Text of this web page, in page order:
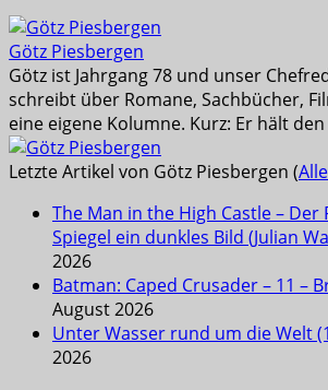
Götz Piesbergen
Götz ist Jahrgang 78 und unser
schreibt über Romane, Sachbücher,
eine eigene Kolumne. Kurz: Er hält
Letzte Artikel von Götz Piesbergen (
The Man in the High Castle – Der
Spiegel ein dunkles Bild (Julian
2026
Batman: Caped Crusader – 11 –
August 2026
Unter Wasser rund um die Welt
2026